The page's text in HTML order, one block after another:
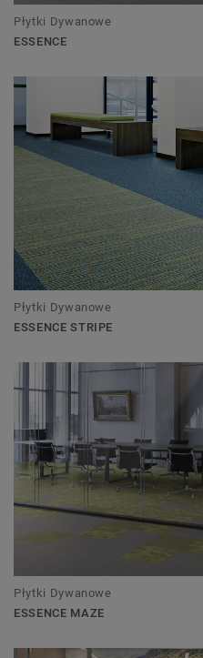
Płytki Dywanowe
ESSENCE
Płytki Dywanowe
ESSENCE STRIPE
Płytki Dywanowe
ESSENCE MAZE